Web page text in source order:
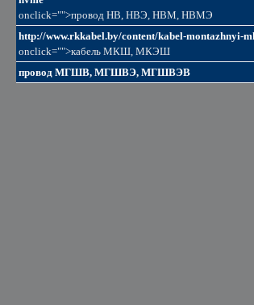
onclick="">провод НВ, НВЭ, НВМ, НВМЭ
http://www.rkkabel.by/content/kabel-montazhnyi-
onclick="">кабель МКШ, МКЭШ
провод МГШВ, МГШВЭ, МГШВЭВ